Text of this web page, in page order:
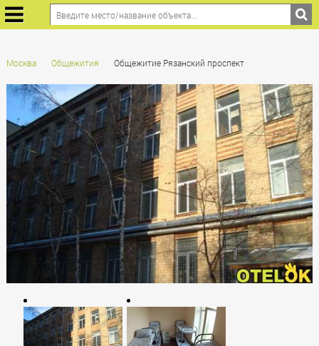
Москва Общежития Общежитие Рязанский проспект